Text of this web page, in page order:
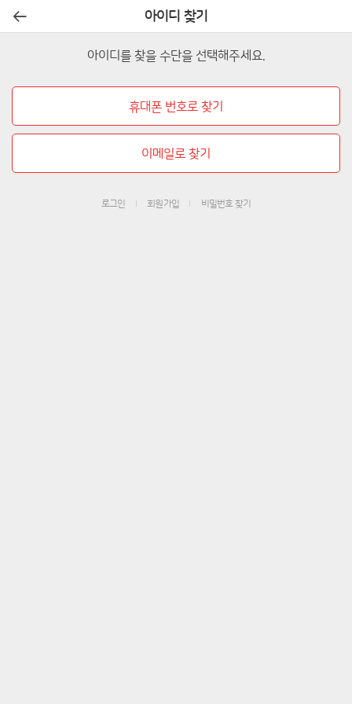
아이디 찾기
아이디를 찾을 수단을 선택해주세요.
휴대폰 번호로 찾기
이메일로 찾기
로그인 회원가입 비밀번호 찾기